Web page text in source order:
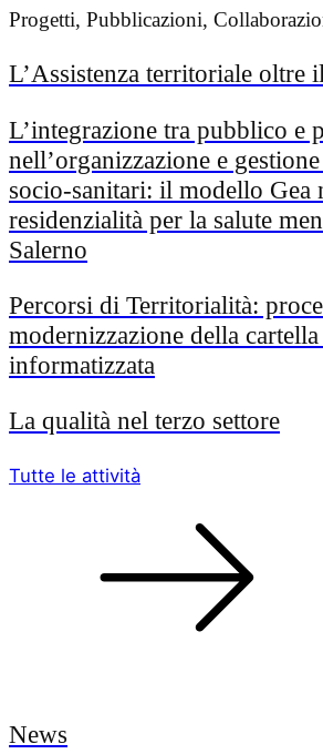
Progetti, Pubblicazioni,
L’Assistenza territoriale oltre
L’integrazione tra pubblico e
nell’organizzazione e
socio-sanitari: il modello Gea
residenzialità per la salute
Salerno
Percorsi di Territorialità:
modernizzazione della
informatizzata
La qualità nel terzo settore
Tutte le attività
News